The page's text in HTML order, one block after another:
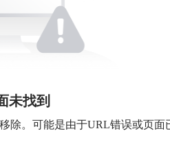
未找到
除。可能是由于URL错误或页面